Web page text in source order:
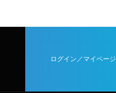
ログイン／マイページ